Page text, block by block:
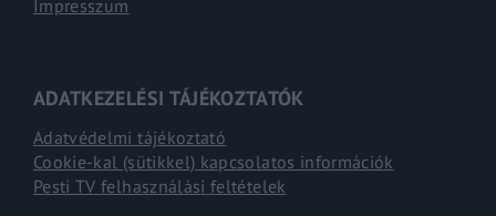
Impresszum
ADATKEZELÉSI TÁJÉKOZTATÓK
Adatvédelmi tájékoztató
Cookie-kal (sütikkel) kapcsolatos információk
Pesti TV felhasználási feltételek